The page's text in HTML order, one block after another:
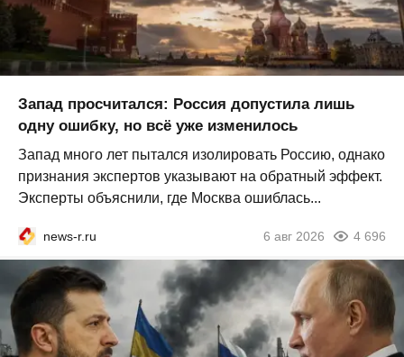
Запад просчитался: Россия допустила лишь
одну ошибку, но всё уже изменилось
Запад много лет пытался изолировать Россию, однако
признания экспертов указывают на обратный эффект.
Эксперты объяснили, где Москва ошиблась...
news-r.ru 6 авг 2026 4 696